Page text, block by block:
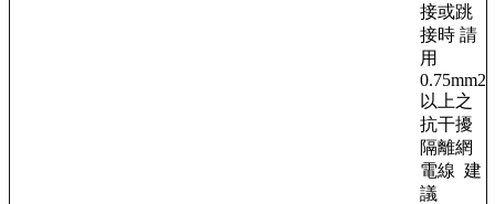
接或跳
接時 請
用
0.75mm2
以上之
抗干擾
隔離網
電線 建
議